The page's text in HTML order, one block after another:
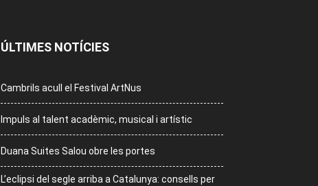
ÚLTIMES NOTÍCIES
Cambrils acull el Festival ArtNus
Impuls al talent acadèmic, musical i artístic
Duana Suites Salou obre les portes
L’eclipsi del segle arriba a Catalunya: consells per